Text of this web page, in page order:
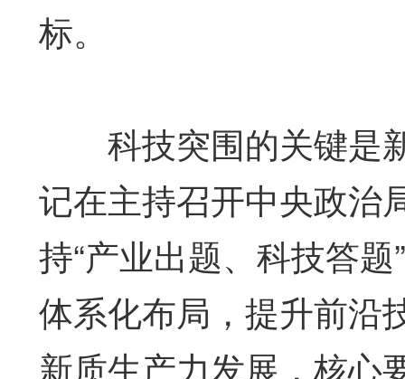
标。
科技突围的关键是
记在主持召开中央政治
持“产业出题、科技答
体系化布局，提升前沿
新质生产力发展，核心